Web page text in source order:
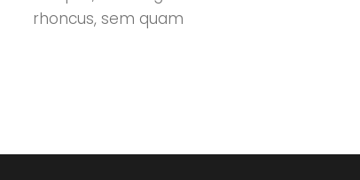
rhoncus, sem quam